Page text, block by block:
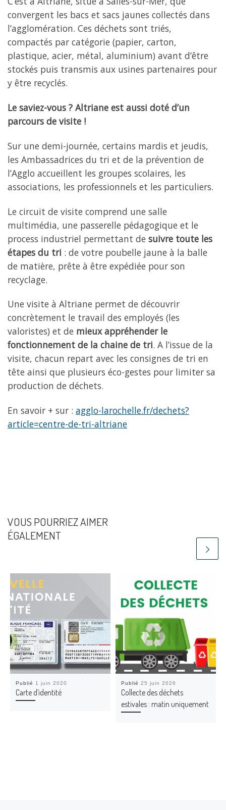
convergent les bacs et sacs jaunes collectés dans
l’agglomération. Ces déchets sont triés,
compactés par catégorie (papier, carton,
plastique, acier, métal, aluminium) avant d’être
stockés puis transmis aux usines partenaires pour
y être recyclés.
Le saviez-vous ? Altriane est aussi doté d’un
parcours de visite !
Sur une demi-journée, certains mardis et jeudis,
les Ambassadrices du tri et de la prévention de
l’Agglo accueillent les groupes scolaires, les
associations, les professionnels et les particuliers.
Le circuit de visite comprend une salle
multimédia, une passerelle pédagogique et le
process industriel permettant de suivre toute les
étapes du tri : de votre poubelle jaune à la balle
de matière, prête à être expédiée pour son
recyclage.
Une visite à Altriane permet de découvrir
concrètement le travail des employés (les
valoristes) et de mieux appréhender le
fonctionnement de la chaine de tri. A l’issue de la
visite, chacun repart avec les consignes de tri en
tête ainsi que plusieurs éco-gestes pour limiter sa
production de déchets.
En savoir + sur : agglo-larochelle.fr/dechets?
article=centre-de-tri-altriane
VOUS POURRIEZ AIMER
ÉGALEMENT
Publié 1 juin 2020
Carte d’identité
Publié25 juin 2026
Collecte des déchets
estivales : matin uniquement